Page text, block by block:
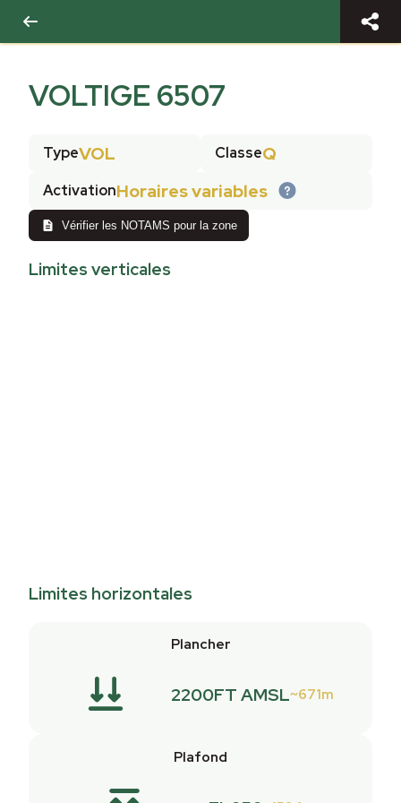
VOLTIGE 6507
TypeVOL ClasseQ
ActivationHoraires variables
Vérifier les NOTAMS pour la zone
Limites verticales
Limites horizontales
Plancher
2200FT AMSL 671m
Plafond